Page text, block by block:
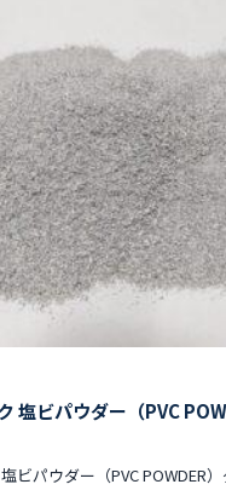
塩ビパウダー（PVC
ビパウダー（PVC POWDER